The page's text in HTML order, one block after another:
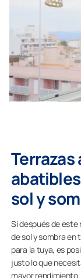
sol y
Si después de
de sol y sombra en
para la tuya, es
justo lo que
mayor rendimiento.